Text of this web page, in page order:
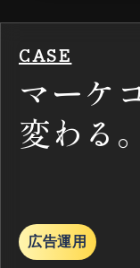
CASE
マーケ
変わる。
広告運用